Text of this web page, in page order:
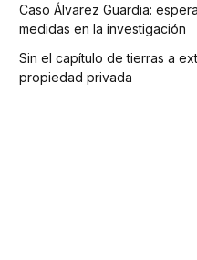
Caso Álvarez Guardia:
medidas en la investigación
Sin el capítulo de tierras a
propiedad privada